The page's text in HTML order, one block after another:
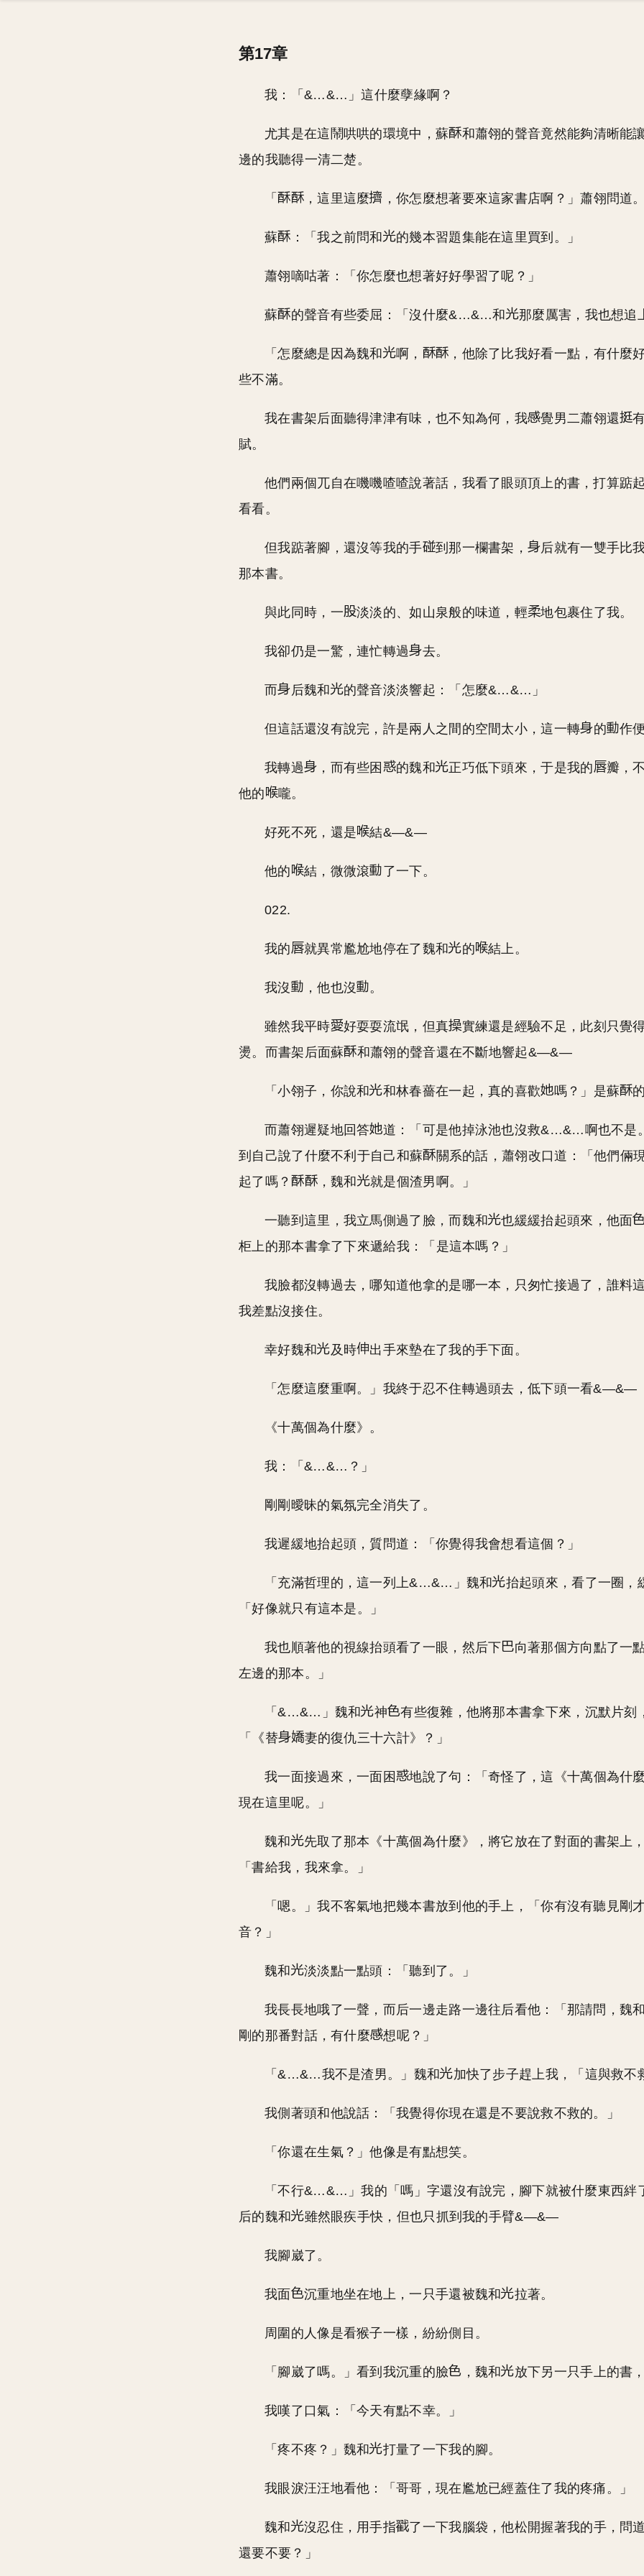
第17章
我：「&…&…」這什麼孽緣啊？
尤其是在這鬧哄哄的環境中，蘇
和蕭翎的聲音竟然能夠清晰能
邊的我聽得一清二楚。
「 ，這里這麼 ，你怎麼想著要來這家書店啊？」蕭翎問道。
蘇 ：「我之前問和 的幾本習題集能在這里買到。」
蕭翎嘀咕著：「你怎麼也想著好好學習了呢？」
蘇 的聲音有些委屈：「沒什麼&…&…和 那麼厲害，我也想追
「怎麼總是因為魏和 啊，
，他除了比我好看一點，有什麼
些不滿。
我在書架后面聽得津津有味，也不知為何，我 覺男二蕭翎還
賦。
他們兩個兀自在嘰嘰喳喳說著話，我看了眼頭頂上的書，打算踮
看看。
但我踮著腳，還沒等我的手 到那一欄書架，
后就有一雙手比
那本書。
與此同時，一 淡淡的、如山泉般的味道，輕 地包裹住了我。
我卻仍是一驚，連忙轉過 去。
而 后魏和 的聲音淡淡響起：「怎麼&…&…」
但這話還沒有說完，許是兩人之間的空間太小，這一轉 的 作
我轉過 ，而有些困 的魏和 正巧低下頭來，于是我的 瓣，
他的
嚨。
好死不死，還是 結&—&—
他的 結，微微滾 了一下。
022.
我的 就異常尷尬地停在了魏和 的 結上。
我沒 ，他也沒 。
雖然我平時 好耍耍流氓，但真 實練還是經驗不足，此刻只覺
燙。而書架后面蘇
和蕭翎的聲音還在不斷地響起&—&—
「小翎子，你說和 和林春薔在一起，真的喜歡 嗎？」是蘇
而蕭翎遲疑地回答
道：「可是他掉泳池也沒救&…&…啊也不是
到自己說了什麼不利于自己和蘇
關系的話，蕭翎改口道：「他們倆
起了嗎？
，魏和 就是個渣男啊。」
一聽到這里，我立馬側過了臉，而魏和 也緩緩抬起頭來，他面
柜上的那本書拿了下來遞給我：「是這本嗎？」
我臉都沒轉過去，哪知道他拿的是哪一本，只匆忙接過了，誰料
我差點沒接住。
幸好魏和 及時 出手來墊在了我的手下面。
「怎麼這麼重啊。」我終于忍不住轉過頭去，低下頭一看&—&—
《十萬個為什麼》。
我：「&…&…？」
剛剛曖昧的氣氛完全消失了。
我遲緩地抬起頭，質問道：「你覺得我會想看這個？」
「充滿哲理的，這一列上&…&…」魏和
抬起頭來，看了一圈，
「好像就只有這本是。」
我也順著他的視線抬頭看了一眼，然后下
向著那個方向點了一
左邊的那本。」
「&…&…」魏和 神
有些復雜，他將那本書拿下來，沉默片刻
「《替
妻的復仇三十六計》？」
我一面接過來，一面困
地說了句：「奇怪了，這《十萬個為什
現在這里呢。」
魏和 先取了那本《十萬個為什麼》，將它放在了對面的書架上
「書給我，我來拿。」
「嗯。」我不客氣地把幾本書放到他的手上，「你有沒有聽見剛
音？」
魏和 淡淡點一點頭：「聽到了。」
我長長地哦了一聲，而后一邊走路一邊往后看他：「那請問，魏
剛的那番對話，有什麼
想呢？」
「&…&…我不是渣男。」魏和 加快了步子趕上我，「這與救不
我側著頭和他說話：「我覺得你現在還是不要說救不救的。」
「你還在生氣？」他像是有點想笑。
「不行&…&…」我的「嗎」字還沒有說完，腳下就被什麼東西絆
后的魏和
雖然眼疾手快，但也只抓到我的手臂&—&—
我腳崴了。
我面 沉重地坐在地上，一只手還被魏和 拉著。
周圍的人像是看猴子一樣，紛紛側目。
「腳崴了嗎。」看到我沉重的臉 ，魏和 放下另一只手上的書
我嘆了口氣：「今天有點不幸。」
「疼不疼？」魏和 打量了一下我的腳。
我眼淚汪汪地看他：「哥哥，現在尷尬已經蓋住了我的疼痛。」
魏和 沒忍住，用手指
了一下我腦袋，他松開握著我的手，問
還要不要？」